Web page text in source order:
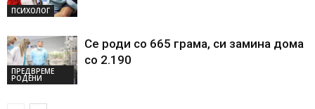
ПСИХОЛОГ
ПРЕДВРЕМЕ
РОДЕНИ
Се роди со 665 грама, си замина дома
со 2.190